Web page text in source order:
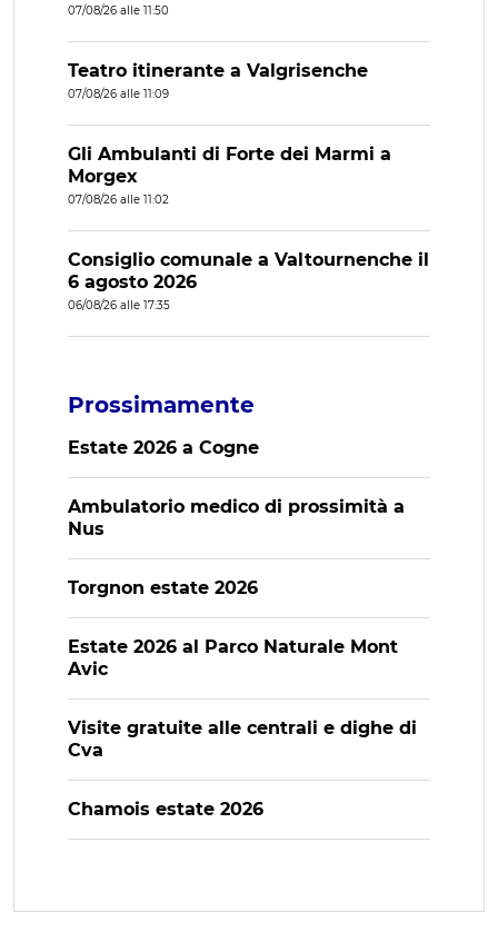
07/08/26 alle 11:50
Teatro itinerante a Valgrisenche
07/08/26 alle 11:09
Gli Ambulanti di Forte dei Marmi a
Morgex
07/08/26 alle 11:02
Consiglio comunale a Valtournenche il
6 agosto 2026
06/08/26 alle 17:35
Prossimamente
Estate 2026 a Cogne
Ambulatorio medico di prossimità a
Nus
Torgnon estate 2026
Estate 2026 al Parco Naturale Mont
Avic
Visite gratuite alle centrali e dighe di
Cva
Chamois estate 2026